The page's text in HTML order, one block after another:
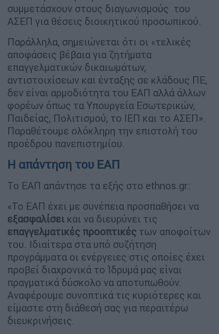
συμμετάσχουν στους διαγωνισμούς του
ΑΣΕΠ για θέσεις διοικητικού προσωπικού.
Παράλληλα, σημειώνεται ότι οι «τελικές
αποφάσεις βέβαια για ζητήματα
επαγγελματικών δικαιωμάτων,
αντιστοιχίσεων και ένταξης σε κλάδους ΠΕ,
δεν είναι αρμοδιότητα του ΕΑΠ αλλά άλλων
φορέων όπως τα Υπουργεία Εσωτερικών,
Παιδείας, Πολιτισμού, το ΙΕΠ και το ΑΣΕΠ».
Παραθέτουμε ολόκληρη την επιστολή του
προέδρου πανεπιστημίου.
Η απάντηση του ΕΑΠ
Το ΕΑΠ απάντησε τα εξής στο ethnos.gr:
«Το ΕΑΠ έχει με συνέπεια προσπαθήσει να
εξασφαλίσει και να διευρύνει τις
επαγγελματικές προοπτικές των αποφοίτων
του. Ιδιαίτερα στα υπό συζήτηση
προγράμματα οι ενέργειες στις οποίες έχει
προβεί διαχρονικά το Ίδρυμά μας είναι
πραγματικά δύσκολο να αποτυπωθούν.
Αναφέρουμε συνοπτικά τις κυριότερες και
είμαστε στη διάθεσή σας για περαιτέρω
διευκρινήσεις.